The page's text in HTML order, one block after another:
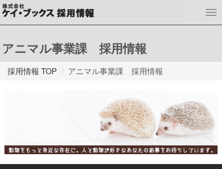
アニマル事業課 採用情報
採用情報 TOP アニマル事業課 採用情報